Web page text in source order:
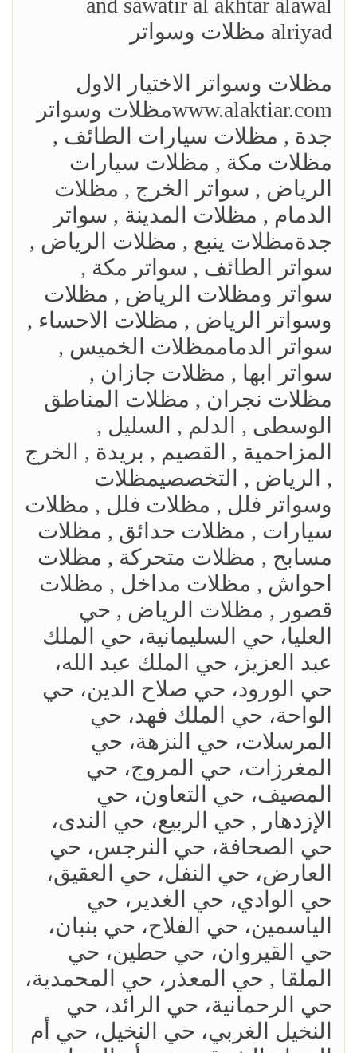
and sawatir al akhtar alawal
alriyad مظلات وسواتر
مظلات وسواتر الاختيار الاول
www.alaktiar.comمظلات وسواتر
جدة , مظلات سيارات الطائف ,
مظلات مكة , مظلات سيارات
الرياض , سواتر الخرج , مظلات
الدمام , مظلات المدينة , سواتر
جدةمظلات ينبع , مظلات الرياض ,
سواتر الطائف , سواتر مكة ,
سواتر ومظلات الرياض , مظلات
وسواتر الرياض , مظلات الاحساء ,
سواتر الدماممظلات الخميس ,
سواتر ابها , مظلات جازان ,
مظلات نجران , مظلات المناطق
الوسطى , الدلم , السليل ,
المزاحمية , القصيم , بريدة , الخرج
, الرياض , التخصصيمظلات
وسواتر فلل , مظلات فلل , مظلات
سيارات , مظلات حدائق , مظلات
مسابح , مظلات متحركة , مظلات
احواش , مظلات مداخل , مظلات
قصور , مظلات الرياض , حي
العليا، حي السليمانية، حي الملك
عبد العزيز، حي الملك عبد الله،
حي الورود، حي صلاح الدين، حي
الواحة، حي الملك فهد، حي
المرسلات، حي النزهة، حي
المغرزات، حي المروج، حي
المصيف، حي التعاون، حي
الإزدهار , حي الربيع، حي الندى،
حي الصحافة، حي النرجس، حي
العارض، حي النفل، حي العقيق،
حي الوادي، حي الغدير، حي
الياسمين، حي الفلاح، حي بنبان،
حي القيروان، حي حطين، حي
الملقا , حي المعذر، حي المحمدية،
حي الرحمانية، حي الرائد، حي
النخيل الغربي، حي النخيل، حي أم